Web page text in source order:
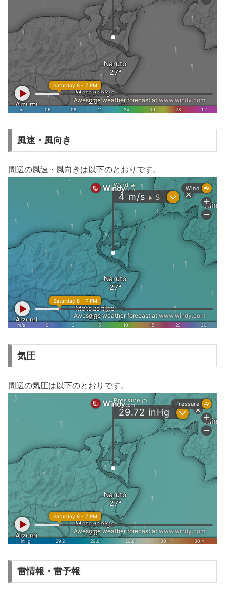
風速・風向き
周辺の風速・風向きは以下のとおりです。
気圧
周辺の気圧は以下のとおりです。
雷情報・雷予報